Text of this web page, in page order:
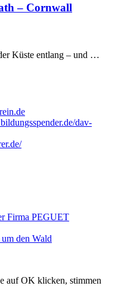
– Cornwall
Küste entlang – und …
dav-
Firma PEGUET
den Wald
auf OK klicken, stimmen